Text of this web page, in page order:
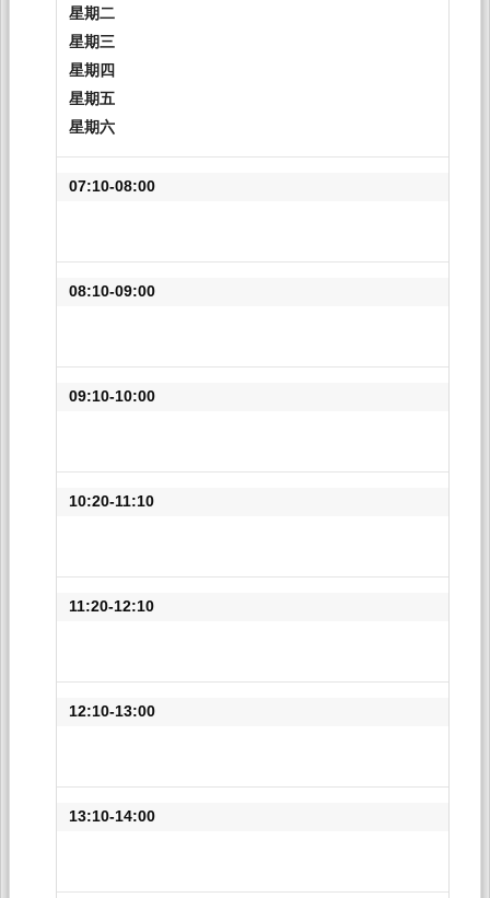
星期二
星期三
星期四
星期五
星期六
07:10-08:00
08:10-09:00
09:10-10:00
10:20-11:10
11:20-12:10
12:10-13:00
13:10-14:00